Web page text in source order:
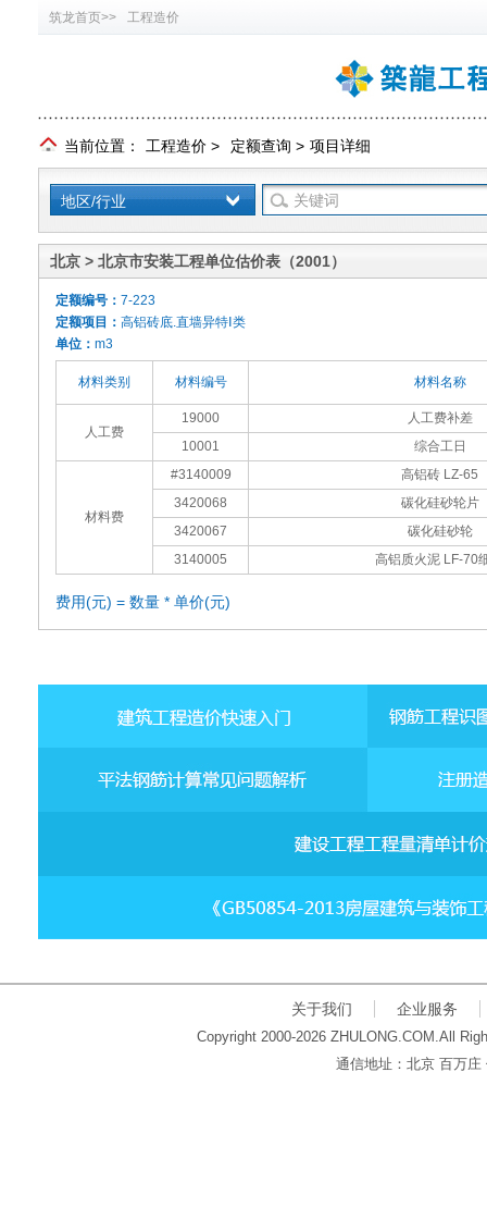
筑龙首页>> 工程造价
当前位置： 工程造价 > 定额查询 > 项目详细
地区/行业
北京 > 北京市安装工程单位估价表（2001）
定额编号： 7-223
定额项目： 高铝砖底.直墙异特Ⅰ类
单位： m3
材料类别 材料编号 材料名称
人工费
19000
人工费补差
10001
综合工日
材料费
#3140009
高铝砖 LZ-65
3420068
碳化硅砂轮片
3420067
碳化硅砂轮
3140005
高铝质火泥 LF-70
费用(元) = 数量 * 单价(元)
关于我们 企业服务
Copyright 2000-2026 ZHULONG.COM.All
通信地址：北京 百万